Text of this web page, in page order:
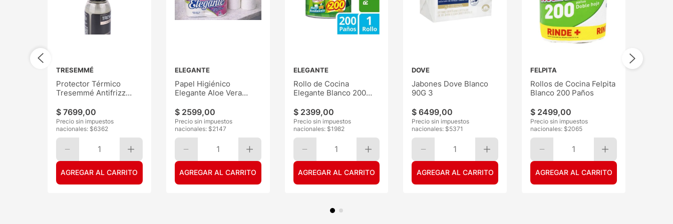
TRESEMMÉ
Protector Térmico
Tresemmé Antifrizz
$ 7699,00
Precio sin impuestos
nacionales: $6362
1
AGREGAR AL CARRITO
ELEGANTE
Papel Higiénico
Elegante Aloe Vera
$ 2599,00
Precio sin impuestos
nacionales: $2147
1
AGREGAR AL CARRITO
ELEGANTE
Rollo de Cocina
Elegante Blanco 200
$ 2399,00
Precio sin impuestos
nacionales: $1982
1
AGREGAR AL CARRITO
DOVE
Jabones Dove Blanco
90G 3
$ 6499,00
Precio sin impuestos
nacionales: $5371
1
AGREGAR AL CARRITO
FELPITA
Rollos de Cocina Felpita
Blanco 200 Paños
$ 2499,00
Precio sin impuestos
nacionales: $2065
1
AGREGAR AL CARRITO